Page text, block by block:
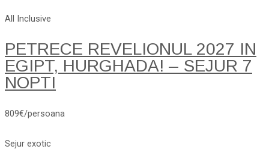
All Inclusive
PETRECE REVELIONUL 2027 IN
EGIPT, HURGHADA! – SEJUR 7
NOPTI
809€/persoana
Sejur exotic